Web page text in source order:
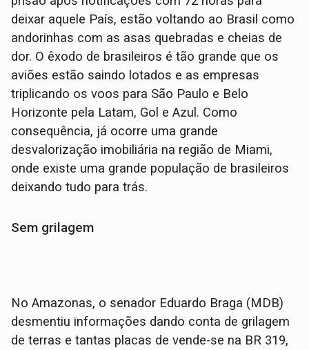
deixar aquele País, estão voltando ao Brasil como
andorinhas com as asas quebradas e cheias de
dor. O êxodo de brasileiros é tão grande que os
aviões estão saindo lotados e as empresas
triplicando os voos para São Paulo e Belo
Horizonte pela Latam, Gol e Azul. Como
consequência, já ocorre uma grande
desvalorização imobiliária na região de Miami,
onde existe uma grande população de brasileiros
deixando tudo para trás.
Sem grilagem
No Amazonas, o senador Eduardo Braga (MDB)
desmentiu informações dando conta de grilagem
de terras e tantas placas de vende-se na BR 319,